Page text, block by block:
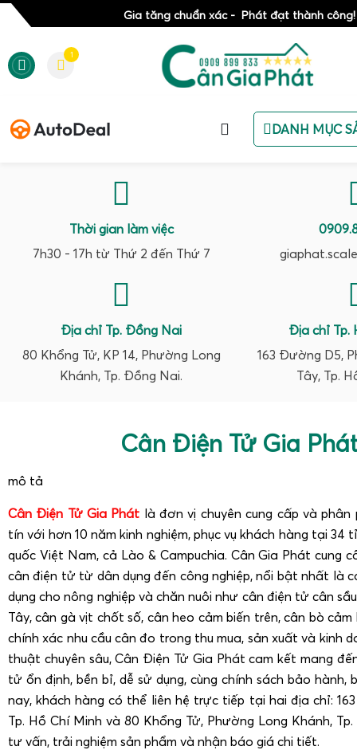
Gia tăng chuẩn xác - Phát đạt thành công!
1
DANH MỤC
Thời gian làm việc
7h30 - 17h từ Thứ 2 đến Thứ 7
Địa chỉ Tp. Đồng Nai
80 Khổng Tử, KP 14, Phường Long
Khánh, Tp. Đồng Nai.
Địa chỉ Tp.
163 Đường D5,
Tây, Tp.
Cân Điện Tử Gia
mô tả
Cân Điện Tử Gia Phát là đơn vị chuyên cung cấp và
tín với hơn 10 năm kinh nghiệm, phục vụ khách hàng tại
quốc Việt Nam, cả Lào & Campuchia. Cân Gia Phát cung
cân điện tử từ dân dụng đến công nghiệp, nổi bật nhất là
dụng cho nông nghiệp và chăn nuôi như cân điện tử cân
Tây, cân gà vịt chốt số, cân heo cảm biến trên, cân bò cảm
chính xác nhu cầu cân đo trong thu mua, sản xuất và kinh
thuật chuyên sâu, Cân Điện Tử Gia Phát cam kết mang
tử ổn định, bền bỉ, dễ sử dụng, cùng chính sách bảo hành,
nay, khách hàng có thể liên hệ trực tiếp tại hai địa chỉ:
Tp. Hồ Chí Minh và 80 Khổng Tử, Phường Long Khánh,
tư vấn, trải nghiệm sản phẩm và nhận báo giá chi tiết.